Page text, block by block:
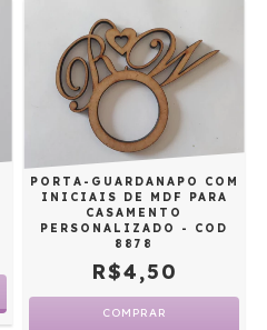
PORTA-GUARDANAPO COM
INICIAIS DE MDF PARA
CASAMENTO
PERSONALIZADO - COD
8878
R$4,50